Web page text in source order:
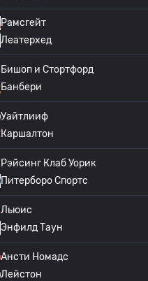
Рамсгейт
Леатерхед
Бишоп и Стортфорд
Банбери
Уайтлииф
Каршалтон
Рэйсинг Клаб Уорик
Питерборо Спортс
Льюис
Энфилд Таун
Ансти Номадс
Лейстон